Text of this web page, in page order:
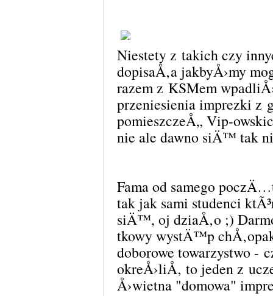
Niestety z takich czy
dopisaÅ‚a jakbyÅ›my
razem z KSMem
przeniesienia imprezki z
pomieszczeÅ„ Vip-
nie ale dawno siÄ™ tak
Fama od samego
tak jak sami studenci
siÄ™, oj dziaÅ‚o ;)
tkowy wystÄ™p
doborowe towarzystwo -
okreÅ›liÅ‚ to jeden z
Å›wietna "domowa"